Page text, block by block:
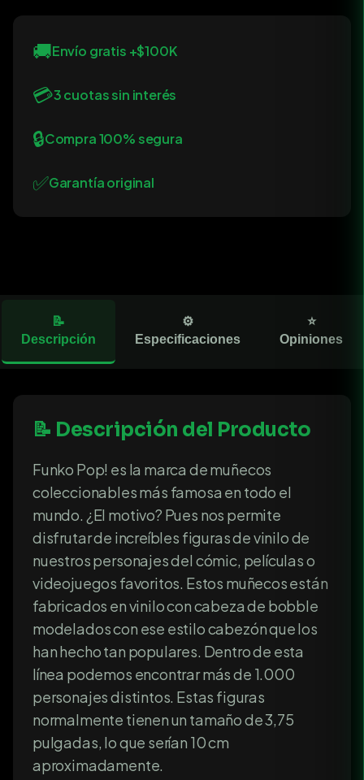
🚚Envío gratis +$100K
💳3 cuotas sin interés
🔒Compra 100% segura
✅Garantía original
📝
Descripción
⚙️
Especificaciones
⭐
Opiniones
📝 Descripción del Producto
Funko Pop! es la marca de muñecos
coleccionables más famosa en todo el
mundo. ¿El motivo? Pues nos permite
disfrutar de increíbles figuras de vinilo de
nuestros personajes del cómic, películas o
videojuegos favoritos. Estos muñecos están
fabricados en vinilo con cabeza de bobble
modelados con ese estilo cabezón que los
han hecho tan populares. Dentro de esta
línea podemos encontrar más de 1.000
personajes distintos. Estas figuras
normalmente tienen un tamaño de 3,75
pulgadas, lo que serían 10 cm
aproximadamente.